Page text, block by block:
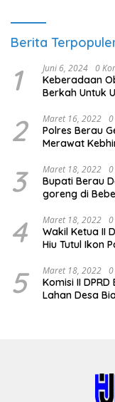
Berita
1 Juni 6, 2024 0
Keberadaan
Berkah Untuk
2 Maret 16, 2022
Polres Berau
Merawat
3 Maret 18, 2022
Bupati Berau
goreng di
4 Maret 18, 2022
Wakil Ketua II
Hiu Tutul Ikon
5 Maret 18, 2022
Komisi II
Lahan Desa